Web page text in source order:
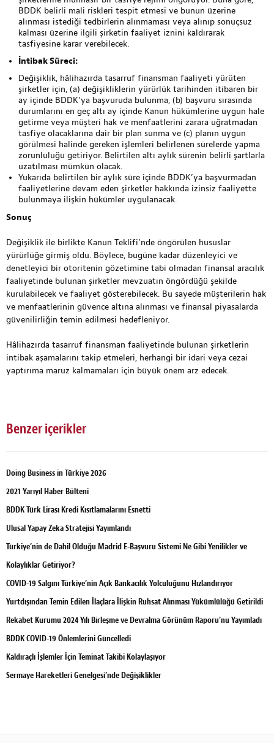
BDDK belirli mali riskleri tespit etmesi ve bunun üzerine
alınması istediği tedbirlerin alınmaması veya alınıp sonuçsuz
kalması üzerine ilgili şirketin faaliyet iznini kaldırarak
tasfiyesine karar verebilecek.
İntibak Süreci:
Değişiklik, hâlihazırda tasarruf finansman faaliyeti yürüten
şirketler için, (a) değişikliklerin yürürlük tarihinden itibaren bir
ay içinde BDDK’ya başvuruda bulunma, (b) başvuru sırasında
durumlarını en geç altı ay içinde Kanun hükümlerine uygun hale
getirme veya müşteri hak ve menfaatlerini zarara uğratmadan
tasfiye olacaklarına dair bir plan sunma ve (c) planın uygun
görülmesi halinde gereken işlemleri belirlenen sürelerde yapma
zorunluluğu getiriyor. Belirtilen altı aylık sürenin belirli şartlarla
uzatılması mümkün olacak.
Yukarıda belirtilen bir aylık süre içinde BDDK’ya başvurmadan
faaliyetlerine devam eden şirketler hakkında izinsiz faaliyette
bulunmaya ilişkin hükümler uygulanacak.
Sonuç
Değişiklik ile birlikte Kanun Teklifi’nde öngörülen hususlar
yürürlüğe girmiş oldu. Böylece, bugüne kadar düzenleyici ve
denetleyici bir otoritenin gözetimine tabi olmadan finansal aracılık
faaliyetinde bulunan şirketler mevzuatın öngördüğü şekilde
kurulabilecek ve faaliyet gösterebilecek. Bu sayede müşterilerin hak
ve menfaatlerinin güvence altına alınması ve finansal piyasalarda
güvenilirliğin temin edilmesi hedefleniyor.
Hâlihazırda tasarruf finansman faaliyetinde bulunan şirketlerin
intibak aşamalarını takip etmeleri, herhangi bir idari veya cezai
yaptırıma maruz kalmamaları için büyük önem arz edecek.
Benzer içerikler
Doing Business in Türkiye 2026
2021 Yarıyıl Haber Bülteni
BDDK Türk Lirası Kredi Kısıtlamalarını Esnetti
Ulusal Yapay Zeka Stratejisi Yayımlandı
Türkiye’nin de Dahil Olduğu Madrid E-Başvuru Sistemi Ne Gibi Yenilikler ve
Kolaylıklar Getiriyor?
COVID-19 Salgını Türkiye’nin Açık Bankacılık Yolculuğunu Hızlandırıyor
Yurtdışından Temin Edilen İlaçlara İlişkin Ruhsat Alınması Yükümlülüğü Getirildi
Rekabet Kurumu 2024 Yılı Birleşme ve Devralma Görünüm Raporu’nu Yayımladı
BDDK COVID-19 Önlemlerini Güncelledi
Kaldıraçlı İşlemler İçin Teminat Takibi Kolaylaşıyor
Sermaye Hareketleri Genelgesi’nde Değişiklikler